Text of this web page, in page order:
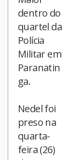
dentro do
quartel da
Polícia
Militar em
Paranatin
ga.
Nedel foi
preso na
quarta-
feira (26)